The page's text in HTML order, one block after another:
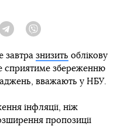
Telegram
завтра знизить облікову
сприятиме збереженню
вважають у НБУ.
інфляції, ніж
пропозиції